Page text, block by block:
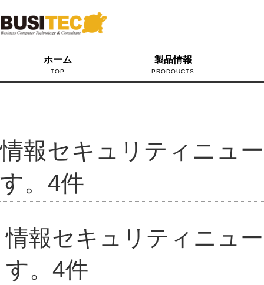
ホーム
TOP
製品情報
PRODOUCTS
情報セキュリティニュ
す。4件
情報セキュリティニュ
す。4件